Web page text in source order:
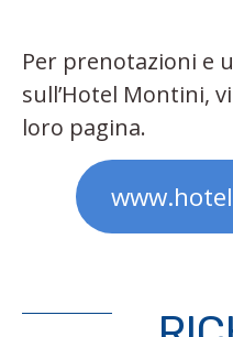
Per prenotazioni e
sull’Hotel Montini,
loro pagina.